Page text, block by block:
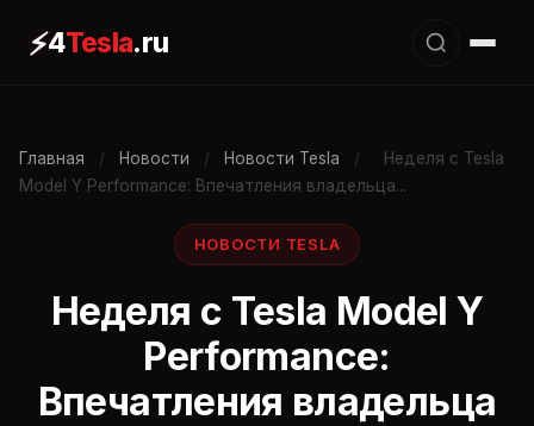
⚡4Tesla.ru
Главная / Новости / Новости Tesla /
Неделя с Tesla
Model Y Performance: Впечатления владельца...
НОВОСТИ TESLA
Неделя с Tesla Model Y
Performance:
Впечатления владельца